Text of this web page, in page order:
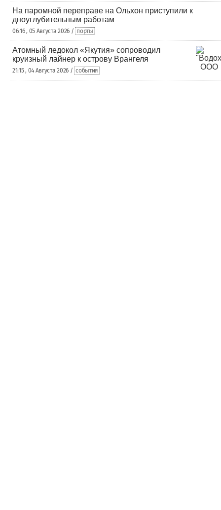
На паромной переправе на Ольхон приступили к
дноуглубительным работам
06:16 , 05 Августа 2026 / порты
Атомный ледокол «Якутия» сопроводил
круизный лайнер к острову Врангеля
21:15 , 04 Августа 2026 / события